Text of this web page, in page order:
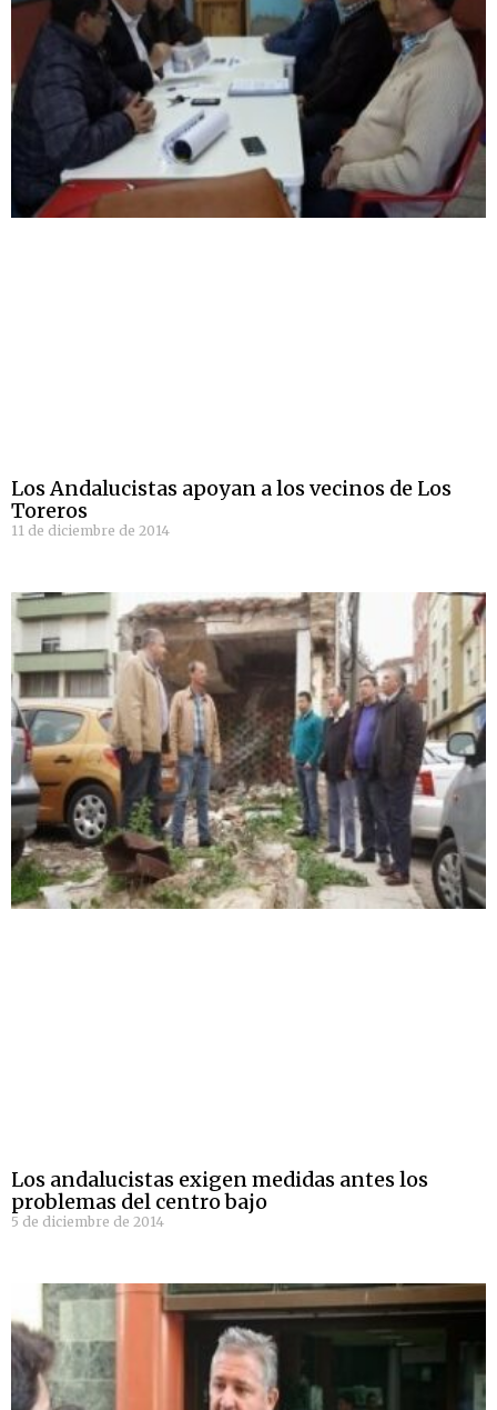
Los Andalucistas apoyan a los vecinos de Los
Toreros
11 de diciembre de 2014
Los andalucistas exigen medidas antes los
problemas del centro bajo
5 de diciembre de 2014